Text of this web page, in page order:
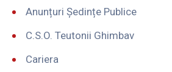
Anunțuri Ședințe Publice
C.S.O. Teutonii Ghimbav
Cariera